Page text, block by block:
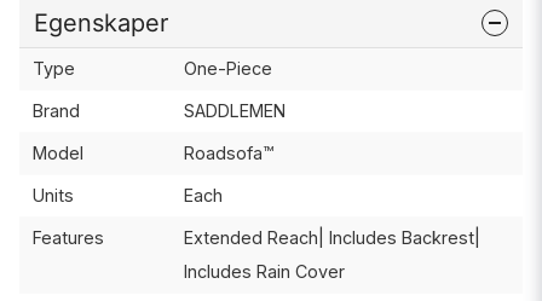
Egenskaper
Type One-Piece
Brand SADDLEMEN
Model Roadsofa™
Units Each
Features
Extended Reach| Includes Backrest|
Includes Rain Cover